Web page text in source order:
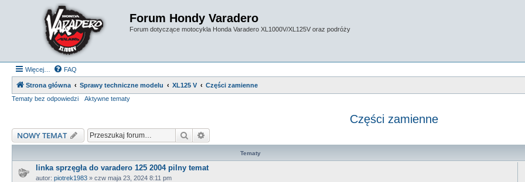
Forum Hondy Varadero
Forum dotyczące motocykla Honda Varadero XL1000V/XL125V oraz podróży
Więcej… FAQ
Strona główna Sprawy techniczne modelu XL125 V
Części zamienne
Tematy bez odpowiedzi
Aktywne tematy
Części zamienne
NOWY TEMAT Szukaj
Tematy
linka sprzęgła do varadero 125 2004 pilny temat
autor: piotrek1983 » czw maja 23, 2024 8:11 pm